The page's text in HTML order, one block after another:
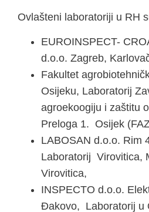
Ovlašteni laboratoriji u RH
EUROINSPECT-
d.o.o. Zagreb,
Fakultet
Osijeku, Laboratorij
agroekoogiju i zaštitu
Preloga 1. Osijek
LABOSAN d.o.o. Rim
Laboratorij Virovitica,
Virovitica,
INSPECTO d.o.o.
Đakovo, Laboratorij u